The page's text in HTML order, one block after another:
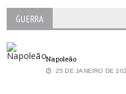
GUERRA
Napoleão
25 DE JANEIRO DE